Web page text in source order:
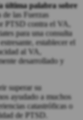
última palabra sobre
de las Fuerzas
PTSD contra el VA,
para una consulta
establecer el
al VA,
desarrollado y
superar su
ayudado a muchos
catastróficas o
de PTSD.